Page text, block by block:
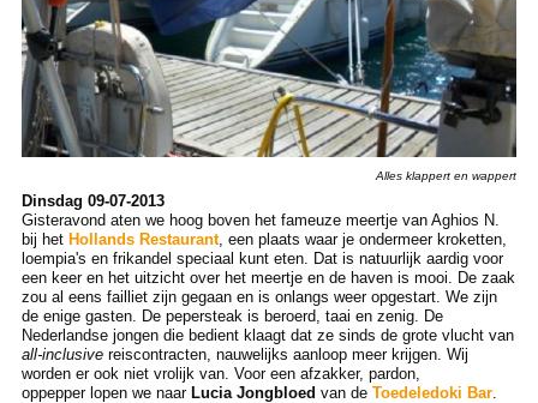
Alles klappert en wappert
Dinsdag 09-07-2013
Gisteravond aten we hoog boven het fameuze meertje van Aghios N.
bij het Hollands Restaurant, een plaats waar je ondermeer kroketten,
loempia's en frikandel speciaal kunt eten. Dat is natuurlijk aardig voor
een keer en het uitzicht over het meertje en de haven is mooi. De zaak
zou al eens failliet zijn gegaan en is onlangs weer opgestart. We zijn
de enige gasten. De pepersteak is beroerd, taai en zenig. De
Nederlandse jongen die bedient klaagt dat ze sinds de grote vlucht van
all-inclusivereiscontracten, nauwelijks aanloop meer krijgen. Wij
worden er ook niet vrolijk van. Voor een afzakker, pardon,
oppepper lopen we naar Lucia Jongbloed van de Toedeledoki Bar.